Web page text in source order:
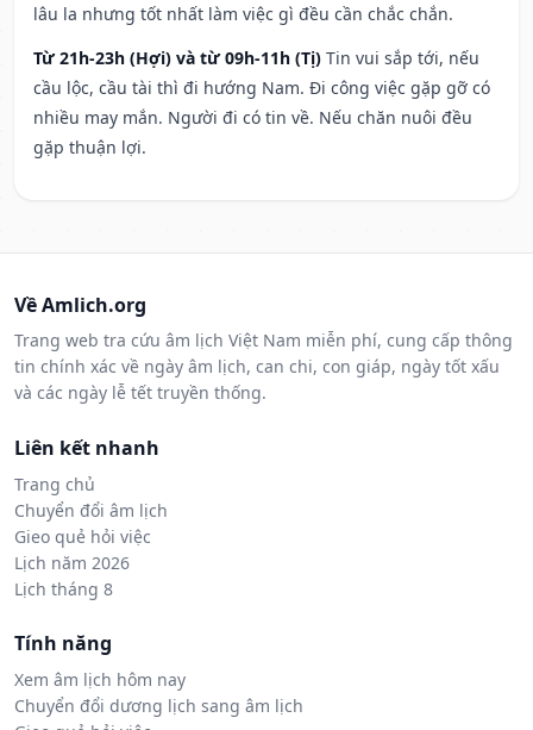
lâu la nhưng tốt nhất làm việc gì đều cần chắc chắn.
Từ 21h-23h (Hợi) và từ 09h-11h (Tị) Tin vui sắp tới, nếu
cầu lộc, cầu tài thì đi hướng Nam. Đi công việc gặp gỡ có
nhiều may mắn. Người đi có tin về. Nếu chăn nuôi đều
gặp thuận lợi.
Về Amlich.org
Trang web tra cứu âm lịch Việt Nam miễn phí, cung cấp thông
tin chính xác về ngày âm lịch, can chi, con giáp, ngày tốt xấu
và các ngày lễ tết truyền thống.
Liên kết nhanh
Trang chủ
Chuyển đổi âm lịch
Gieo quẻ hỏi việc
Lịch năm 2026
Lịch tháng 8
Tính năng
Xem âm lịch hôm nay
Chuyển đổi dương lịch sang âm lịch